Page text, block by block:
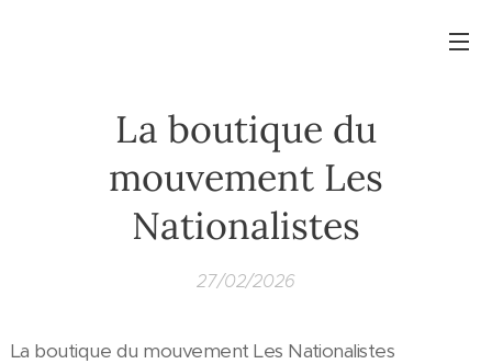
La boutique du
mouvement Les
Nationalistes
27/02/2026
La boutique du mouvement Les Nationalistes